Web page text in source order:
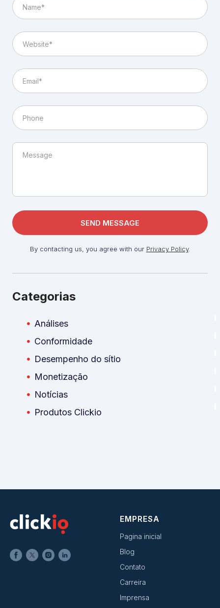
By contacting us, you agree with our Privacy Policy.
Categorias
Análises
Conformidade
Desempenho do sítio
Monetização
Notícias
Produtos Clickio
EMPRESA
Pagina inicial
Blog
Contato
Carreira
Imprensa